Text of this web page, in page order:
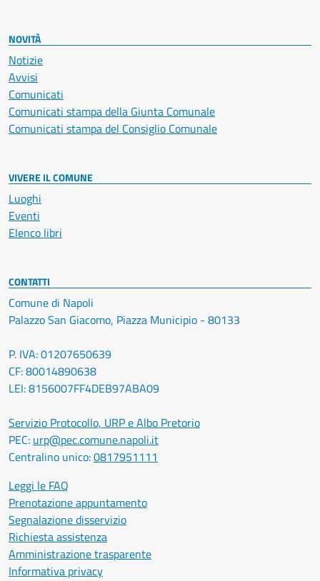
NOVITÀ
Notizie
Avvisi
Comunicati
Comunicati stampa della Giunta Comunale
Comunicati stampa del Consiglio Comunale
VIVERE IL COMUNE
Luoghi
Eventi
Elenco libri
CONTATTI
Comune di Napoli
Palazzo San Giacomo, Piazza Municipio - 80133
P. IVA: 01207650639
CF: 80014890638
LEI: 8156007FF4DEB97ABA09
Servizio Protocollo, URP e Albo Pretorio
PEC: urp@pec.comune.napoli.it
Centralino unico:0817951111
Leggi le FAQ
Prenotazione appuntamento
Segnalazione disservizio
Richiesta assistenza
Amministrazione trasparente
Informativa privacy